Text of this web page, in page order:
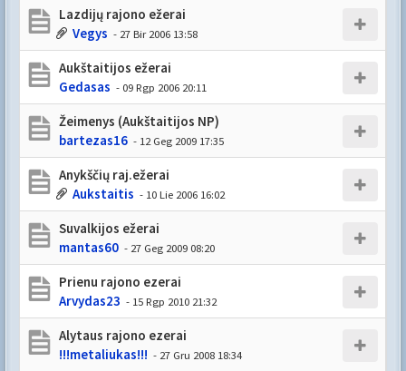
Lazdijų rajono ežerai
Vegys - 27 Bir 2006 13:58
Aukštaitijos ežerai
Gedasas - 09 Rgp 2006 20:11
Žeimenys (Aukštaitijos NP)
bartezas16 - 12 Geg 2009 17:35
Anykščių raj.ežerai
Aukstaitis - 10 Lie 2006 16:02
Suvalkijos ežerai
mantas60 - 27 Geg 2009 08:20
Prienu rajono ezerai
Arvydas23 - 15 Rgp 2010 21:32
Alytaus rajono ezerai
!!!metaliukas!!! - 27 Gru 2008 18:34